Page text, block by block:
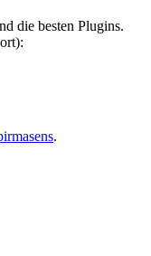
die besten Plugins.
.